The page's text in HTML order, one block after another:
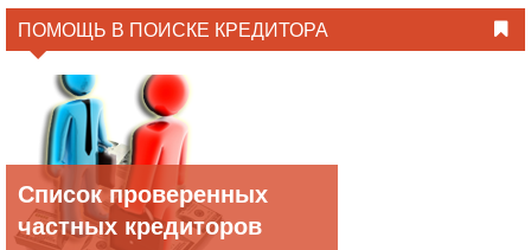
ПОМОЩЬ В ПОИСКЕ КРЕДИТОРА
Список проверенных
частных кредиторов